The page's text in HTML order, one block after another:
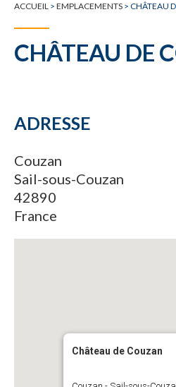
ACCUEIL > EMPLACEMENTS > CHÂTEAU
CHÂTEAU DE
ADRESSE
Couzan
Sail-sous-Couzan
42890
France
Château de Couzan